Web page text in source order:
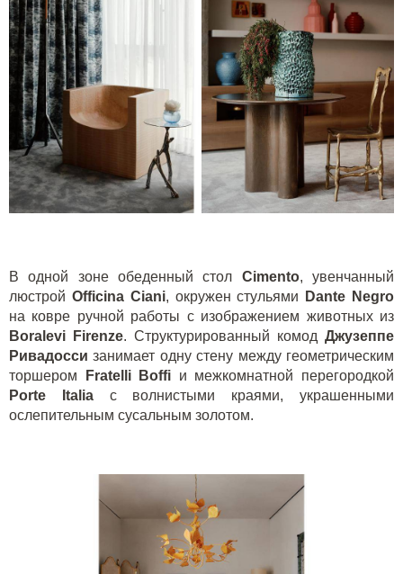
В одной зоне обеденный стол Cimento, увенчанный
люстрой Officina Ciani, окружен стульями
Dante Negro
на ковре ручной работы с изображением животных из
Boralevi Firenze. Структурированный комод Джузеппе
Ривадосси занимает одну стену между геометрическим
торшером
Fratelli Boffi и межкомнатной перегородкой
Porte Italiaс волнистыми краями, украшенными
ослепительным сусальным золотом.